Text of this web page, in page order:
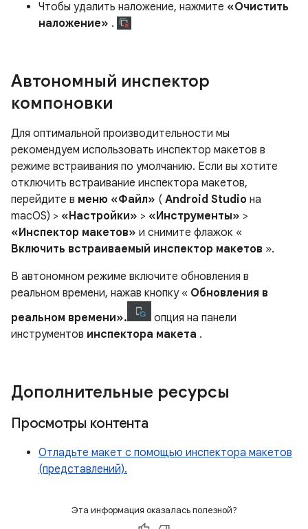
Чтобы удалить наложение, нажмите «Очистить
наложение» .
Автономный инспектор
компоновки
Для оптимальной производительности мы
рекомендуем использовать инспектор макетов в
режиме встраивания по умолчанию. Если вы хотите
отключить встраивание инспектора макетов,
перейдите в меню «Файл» ( Android Studio на
macOS) > «Настройки» > «Инструменты» >
«Инспектор макетов» и снимите флажок «
Включить встраиваемый инспектор макетов ».
В автономном режиме включите обновления в
реальном времени, нажав кнопку « Обновления в
реальном времени».
опция на панели
инструментов инспектора макета .
Дополнительные ресурсы
Просмотры контента
Отладьте макет с помощью инспектора макетов
(представлений).
Эта информация оказалась полезной?